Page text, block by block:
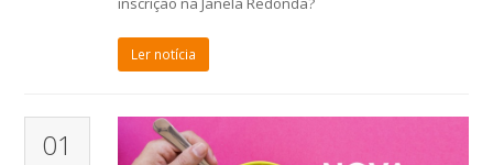
Ler notícia
01